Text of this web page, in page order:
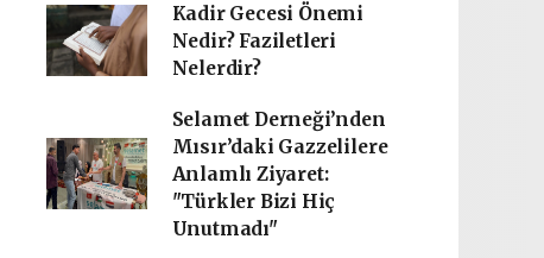
Kadir Gecesi Önemi
Nedir? Faziletleri
Nelerdir?
Selamet Derneği’nden
Mısır’daki Gazzelilere
Anlamlı Ziyaret:
"Türkler Bizi Hiç
Unutmadı"